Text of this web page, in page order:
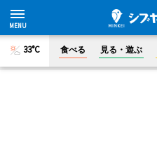
33°C 食べる 見る・遊ぶ